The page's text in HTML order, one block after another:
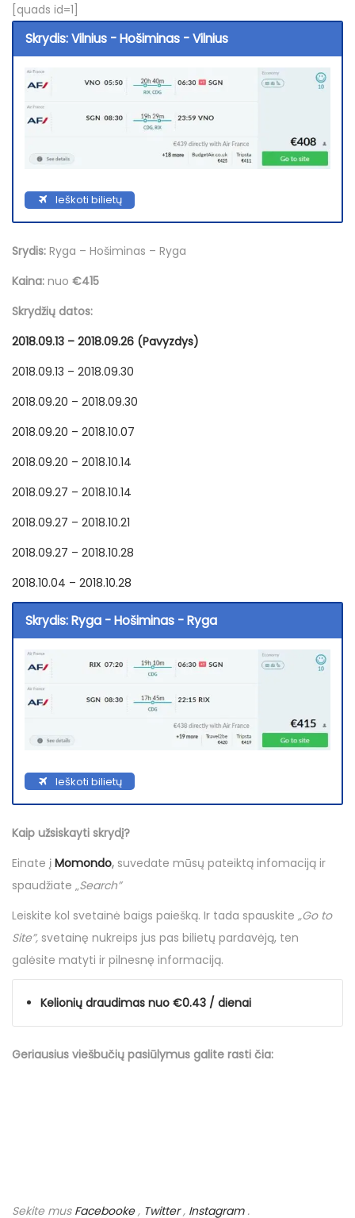
[quads id=1]
Skrydis: Vilnius - Hošiminas - Vilnius
Ieškoti bilietų
Srydis: Ryga – Hošiminas – Ryga
Kaina: nuo €415
Skrydžių datos:
2018.09.13 – 2018.09.26 (Pavyzdys)
2018.09.13 – 2018.09.30
2018.09.20 – 2018.09.30
2018.09.20 – 2018.10.07
2018.09.20 – 2018.10.14
2018.09.27 – 2018.10.14
2018.09.27 – 2018.10.21
2018.09.27 – 2018.10.28
2018.10.04 – 2018.10.28
Skrydis: Ryga - Hošiminas - Ryga
Ieškoti bilietų
Kaip užsiskayti skrydį?
Einate į Momondo, suvedate mūsų pateiktą infomaciją ir
spaudžiate „Search”
Leiskite kol svetainė baigs paiešką. Ir tada spauskite „Go to
Site”, svetainę nukreips jus pas bilietų pardavėją, ten
galėsite matyti ir pilnesnę informaciją.
Kelionių draudimas nuo €0.43 / dienai
Geriausius viešbučių pasiūlymus galite rasti čia:
Sekite mus Facebooke, Twitter, Instagram.